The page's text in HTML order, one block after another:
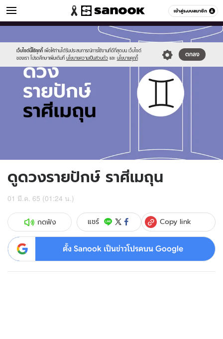
เข้าสู่ระบบสมาชิก
ดูดวง หมวดอื่นๆ
เว็บไซต์นี้ใช้คุกกี้ เพื่อให้ท่านได้รับประสบการณ์การใช้งานที่ดีที่สุดบน เว็บไซต์
ของเรา โปรดศึกษาเพิ่มเติมที่ นโยบายความเป็นส่วนตัว และ นโยบายคุกกี้
ตกลง
//s.isanook.com/sr/0/images/logo-
new-
sanook.png
//s.isanook.com/ho/0/ud/fxd/fortnightly/fortnightly-
gemini.jpg
ดูดวงรายปักษ์ ราศีเมถุน
01 มี.ค. 65 (01:24 น.)
กดฟัง แชร์ Copy link
ตั้ง Sanook เป็นข่าวโปรดบน Google